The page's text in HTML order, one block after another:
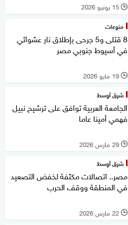
l 15 يونيو 2026
منوعات
8 قتلى و5 جرحى بإطلاق نار عشوائي
في أسيوط جنوبي مصر
l 19 مايو 2026
شرق أوسط
الجامعة العربية توافق على ترشيح نبيل
فهمي أمينا عاما
l 29 مارس 2026
شرق أوسط
مصر.. اتصالات مكثفة لخفض التصعيد
في المنطقة ووقف الحرب
l 22 مارس 2026